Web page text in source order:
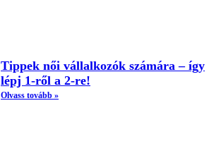
Tippek női vállalkozók számára – így
lépj 1-ről a 2-re!
Olvass tovább »